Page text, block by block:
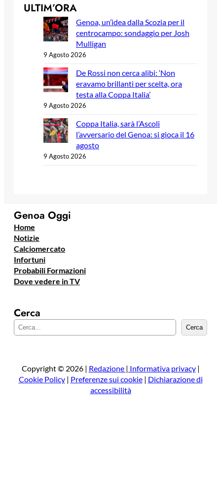
ULTIM’ORA
Genoa, un’idea dalla Scozia per il
centrocampo: sondaggio per Josh
Mulligan
9 Agosto 2026
De Rossi non cerca alibi: ‘Non
eravamo brillanti per scelta, ora
testa alla Coppa Italia’
9 Agosto 2026
Coppa Italia, sarà l’Ascoli
l’avversario del Genoa: si gioca il 16
agosto
9 Agosto 2026
Genoa Oggi
Home
Notizie
Calciomercato
Infortuni
Probabili Formazioni
Dove vedere in TV
Cerca
e
a
Cerca
Copyright © 2026 | Redazione | Informativa privacy|
Cookie Policy| Preferenze sui cookie| Dichiarazione di
accessibilità